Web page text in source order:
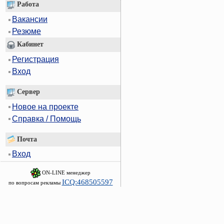
Работа
Вакансии
Резюме
Кабинет
Регистрация
Вход
Сервер
Новое на проекте
Справка / Помощь
Почта
Вход
ON-LINE менеджер
по вопросам рекламы ICQ:468505597